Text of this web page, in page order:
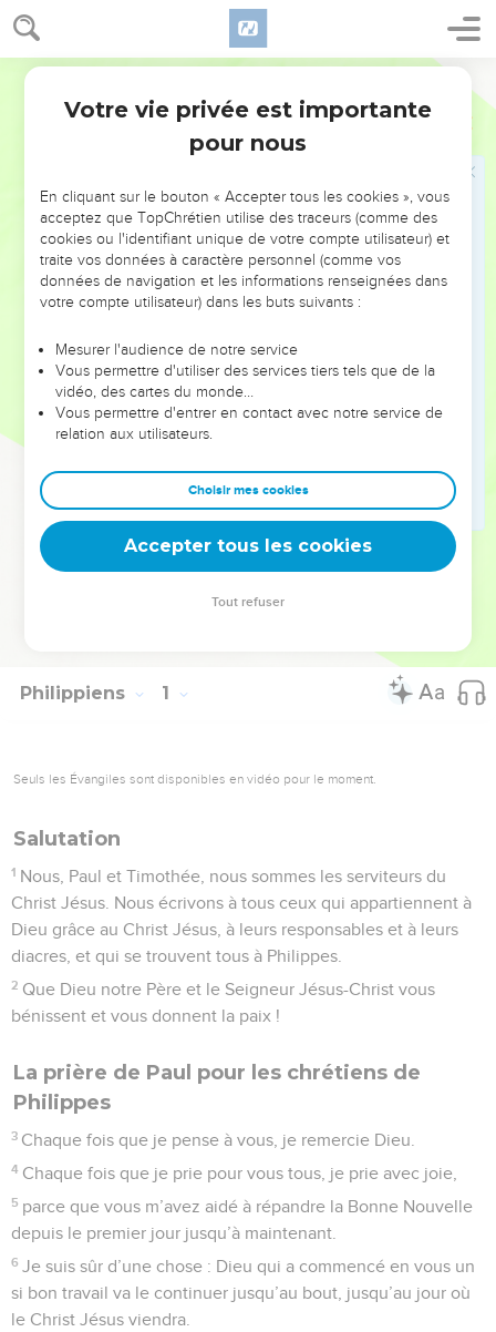
Philippiens Introduction
Ses destinataires sont des Macédoniens d’origine non-juive
pour la plupart, membres d’une Eglise que Paul a fondée
(Ac 16.11-40) lors de son deuxième voyage missionnaire.
L’Eglise a maintenu des relations étroites avec son
fondateur : elle lui a envoyé, à plusieurs reprises, des dons
L’occasion immédiate de la lettre est le retour
d’Epaphrodite auprès des Philippiens qui l’avaient délégué
chez l’*apôtre avec un don. Paul le renvoie à Philippes avec
sa lettre ; il remercie l’Eglise pour le don reçu, donne de ses
nouvelles et encourage ses correspondants à tenir ferme
quelques difficultés dans cette Eglise.
Les nouvelles alternent donc avec les recommandations :
affectueuses de Paul. Le thème de la joie revient souvent
sous sa plume, témoignage éloquent du triomphe de la foi
sur l’adversité !
permission. All rights reserved worldwide.
Philippiens 1
Seuls les Évangiles sont disponibles en vidéo pour le moment.
Salutation
1 Nous, Paul et Timothée, nous sommes les serviteurs du
Christ Jésus. Nous écrivons à tous ceux qui appartiennent à
Dieu grâce au Christ Jésus, à leurs responsables et à leurs
diacres, et qui se trouvent tous à Philippes.
2 Que Dieu notre Père et le Seigneur Jésus-Christ vous
bénissent et vous donnent la paix !
La prière de Paul pour les chrétiens de
Philippes
3 Chaque fois que je pense à vous, je remercie Dieu.
4 Chaque fois que je prie pour vous tous, je prie avec joie,
5 parce que vous m’avez aidé à répandre la Bonne Nouvelle
depuis le premier jour jusqu’à maintenant.
6 Je suis sûr d’une chose : Dieu qui a commencé en vous un
si bon travail va le continuer jusqu’au bout, jusqu’au jour où
le Christ Jésus viendra.
Votre vie privée est importante
pour nous
En cliquant sur le bouton « Accepter tous les cookies », vous
acceptez que TopChrétien utilise des traceurs (comme des
cookies ou l'identifiant unique de votre compte utilisateur) et
traite vos données à caractère personnel (comme vos
données de navigation et les informations renseignées dans
votre compte utilisateur) dans les buts suivants :
Mesurer l'audience de notre service
Vous permettre d'utiliser des services tiers tels que de la
vidéo, des cartes du monde…
Vous permettre d'entrer en contact avec notre service de
relation aux utilisateurs.
Choisir mes cookies
Accepter tous les cookies
Tout refuser